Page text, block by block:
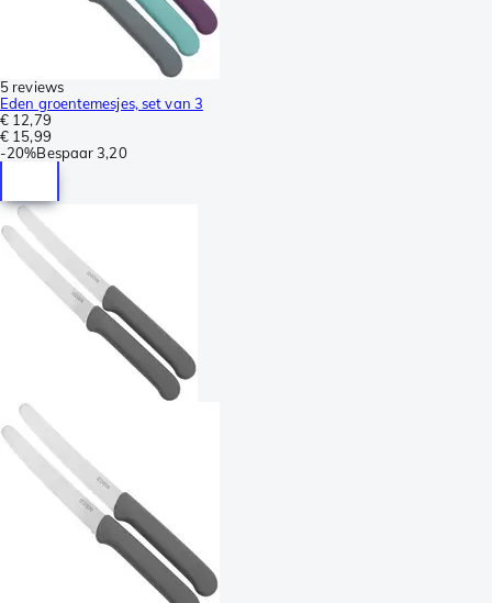
5 reviews
Eden groentemesjes, set van 3
€ 12,79
€ 15,99
-20%Bespaar 3,20